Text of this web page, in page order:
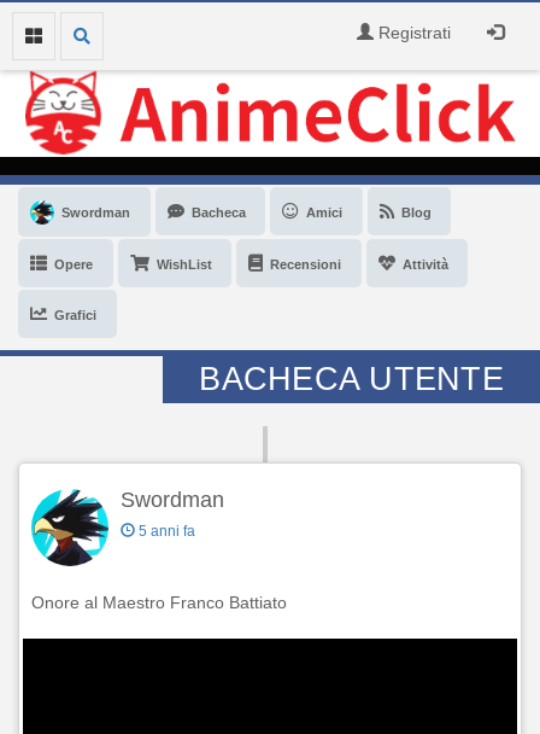
Registrati
Swordman Bacheca Amici Blog
Opere WishList Recensioni Attività
Grafici
BACHECA UTENTE
Swordman
5 anni fa
Onore al Maestro Franco Battiato